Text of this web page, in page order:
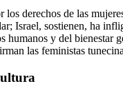
los derechos de las
Israel, sostienen, ha
humanos y del bienestar
las feministas